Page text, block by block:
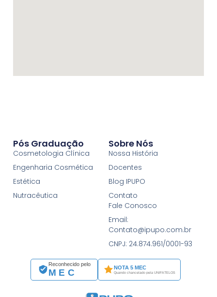
Reconhecido pelo
MEC
NOTA 5 MEC
Quando chancelado pela UNIFATELOS
Pós Graduação
Cosmetologia Clínica
Engenharia Cosmética
Estética
Nutracêutica
Sobre Nós
Nossa História
Docentes
Blog IPUPO
Contato
Fale Conosco
Email:
Contato@ipupo.com.br
CNPJ: 24.874.961/0001-93